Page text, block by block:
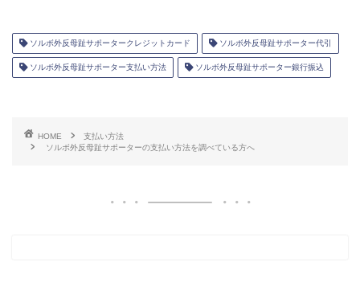
ソルボ外反母趾サポータークレジットカード ソルボ外反母趾サポーター代引
ソルボ外反母趾サポーター支払い方法 ソルボ外反母趾サポーター銀行振込
HOME
支払い方法
ソルボ外反母趾サポーターの支払い方法を調べている方へ